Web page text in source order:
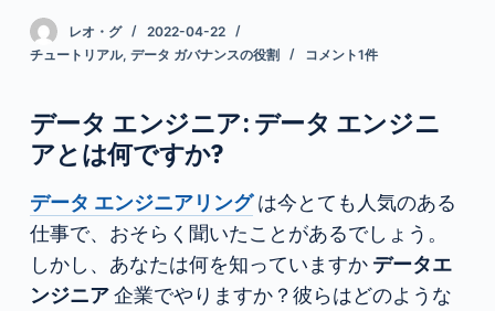
キ
ッ
レオ・グ
2022-04-22
チュートリアル, データ ガバナンスの役割 コメント1件
データ エンジニア: データ エンジニ
アとは何ですか?
データ エンジニアリングは今とても人気のある
仕事で、おそらく聞いたことがあるでしょう。
しかし、あなたは何を知っていますか データエ
ンジニア企業でやりますか？彼らはどのような